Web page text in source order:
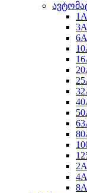
1A
3A
6A
2A
4A
8A